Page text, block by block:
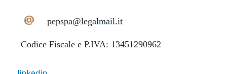
@ pepspa@legalmail.it
Codice Fiscale e P.IVA: 13451290962